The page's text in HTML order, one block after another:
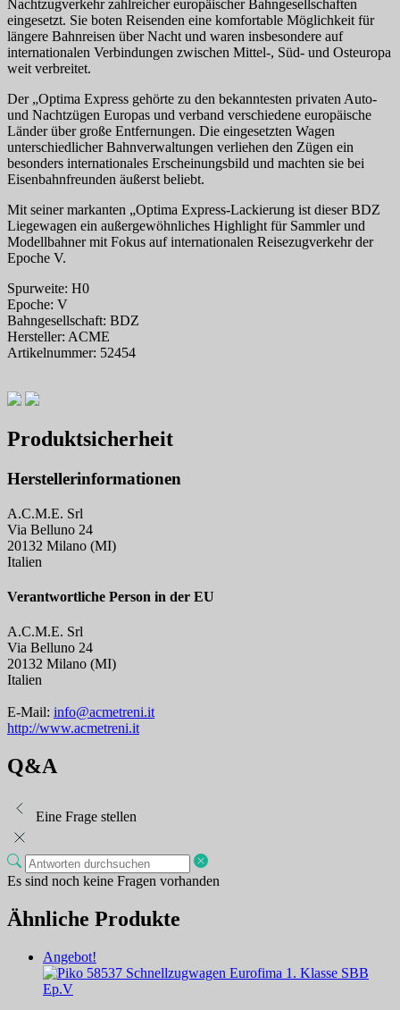
Nachtzugverkehr zahlreicher europäischer Bahngesellschaften
eingesetzt. Sie boten Reisenden eine komfortable Möglichkeit für
längere Bahnreisen über Nacht und waren insbesondere auf
internationalen Verbindungen zwischen Mittel-, Süd- und Osteuropa
weit verbreitet.
Der „Optima Express gehörte zu den bekanntesten privaten Auto-
und Nachtzügen Europas und verband verschiedene europäische
Länder über große Entfernungen. Die eingesetzten Wagen
unterschiedlicher Bahnverwaltungen verliehen den Zügen ein
besonders internationales Erscheinungsbild und machten sie bei
Eisenbahnfreunden äußerst beliebt.
Mit seiner markanten „Optima Express-Lackierung ist dieser BDZ
Liegewagen ein außergewöhnliches Highlight für Sammler und
Modellbahner mit Fokus auf internationalen Reisezugverkehr der
Epoche V.
Spurweite: H0
Epoche: V
Bahngesellschaft: BDZ
Hersteller: ACME
Artikelnummer: 52454
Produktsicherheit
Herstellerinformationen
A.C.M.E. Srl
Via Belluno 24
20132 Milano (MI)
Italien
Verantwortliche Person in der EU
A.C.M.E. Srl
Via Belluno 24
20132 Milano (MI)
Italien
E-Mail: info@acmetreni.it
http://www.acmetreni.it
Q&A
Eine Frage stellen
Es sind noch keine Fragen vorhanden
Ähnliche Produkte
Angebot!